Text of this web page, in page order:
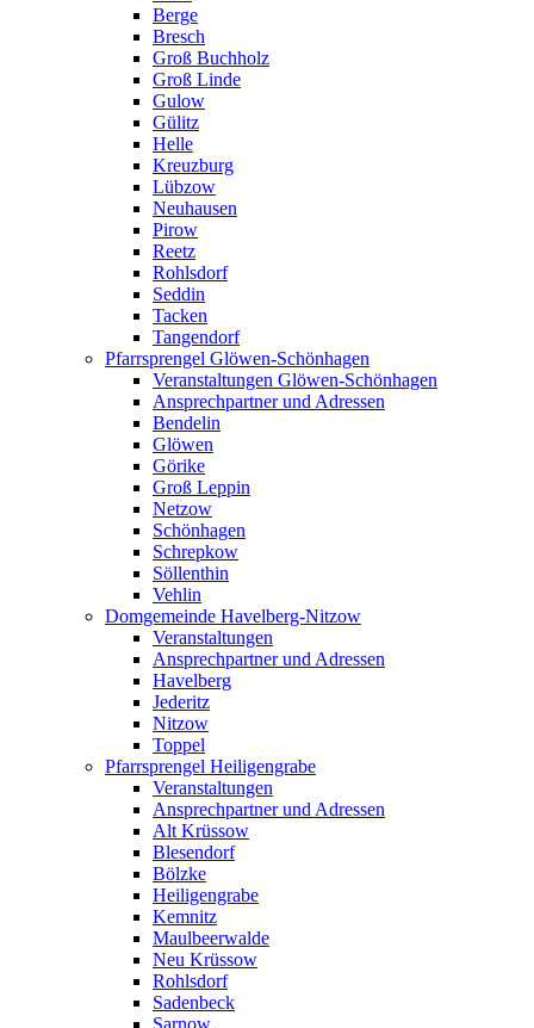
Berge
Bresch
Groß Buchholz
Groß Linde
Gulow
Gülitz
Helle
Kreuzburg
Lübzow
Neuhausen
Pirow
Reetz
Rohlsdorf
Seddin
Tacken
Tangendorf
Pfarrsprengel Glöwen-Schönhagen
Veranstaltungen Glöwen-Schönhagen
Ansprechpartner und Adressen
Bendelin
Glöwen
Görike
Groß Leppin
Netzow
Schönhagen
Schrepkow
Söllenthin
Vehlin
Domgemeinde Havelberg-Nitzow
Veranstaltungen
Ansprechpartner und Adressen
Havelberg
Jederitz
Nitzow
Toppel
Pfarrsprengel Heiligengrabe
Veranstaltungen
Ansprechpartner und Adressen
Alt Krüssow
Blesendorf
Bölzke
Heiligengrabe
Kemnitz
Maulbeerwalde
Neu Krüssow
Rohlsdorf
Sadenbeck
Sarnow